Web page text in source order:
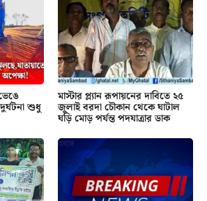
শুধু
মাস্টার প্ল্যান রূপায়নের দাবিতে ২৫
জুলাই বরদা চৌকান থেকে ঘাটাল
ঘড়ি মোড় পর্যন্ত পদযাত্রার ডাক